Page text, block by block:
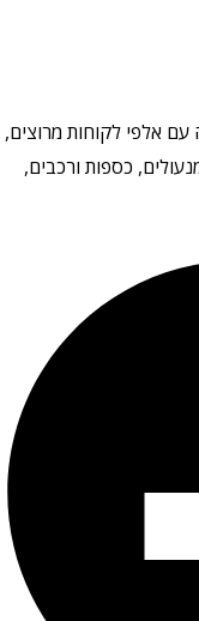
של מעל 20 שנה עם אלפי לקוחות מרוצים,
כספות ורכבים,